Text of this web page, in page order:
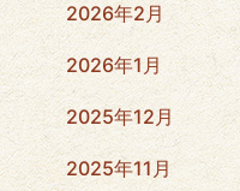
2026年2月
2026年1月
2025年12月
2025年11月